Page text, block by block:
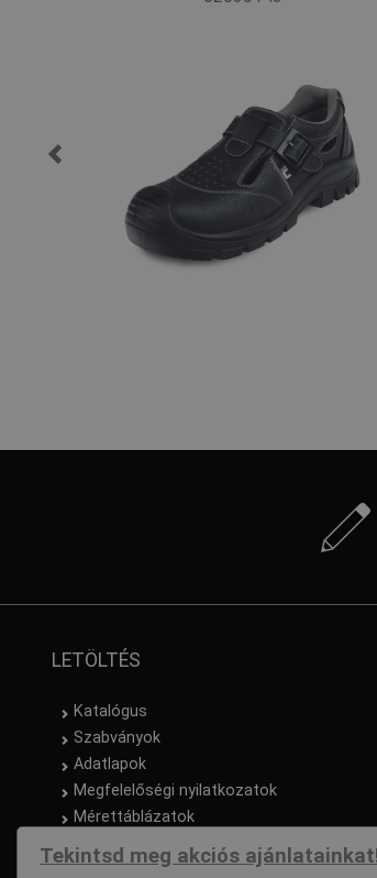
Tekintsd meg akciós
LETÖLTÉS
Katalógus
Szabványok
Adatlapok
Megfelelőségi nyilatkozatok
Mérettáblázatok